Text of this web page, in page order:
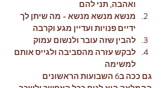
ואהבה, תני להם
מנשא מנשא מנשא - מה שיתן לך
ידיים פנויות ועדיין מגע וקרבה
להבין שזה עובר ולנשום עמוק
לבקש עזרה מהסביבה ולגייס אותם
למשימה
גם ככה ב6 השבועות הראשונים